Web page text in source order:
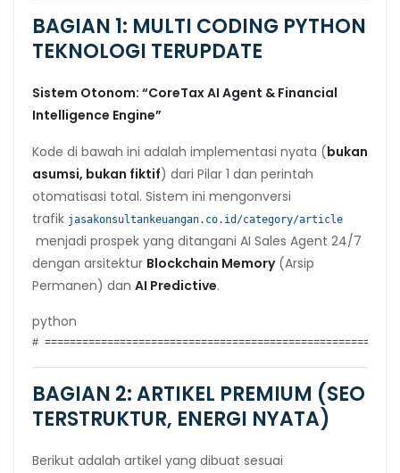
BAGIAN 1: MULTI CODING PYTHON
TEKNOLOGI TERUPDATE
Sistem Otonom: “CoreTax AI Agent & Financial
Intelligence Engine”
Kode di bawah ini adalah implementasi nyata (bukan
asumsi, bukan fiktif) dari Pilar 1 dan perintah
otomatisasi total. Sistem ini mengonversi
trafik jasakonsultankeuangan.co.id/category/article
menjadi prospek yang ditangani AI Sales Agent 24/7
dengan arsitektur Blockchain Memory(Arsip
Permanen) dan AI Predictive.
python
#
BAGIAN 2: ARTIKEL PREMIUM (SEO
TERSTRUKTUR, ENERGI NYATA)
Berikut adalah artikel yang dibuat sesuai